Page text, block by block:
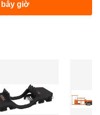
này quan trọng?
góc lái tối đa là 70 °
độ chính xác hoạt
par le bas
volume de 20 m³